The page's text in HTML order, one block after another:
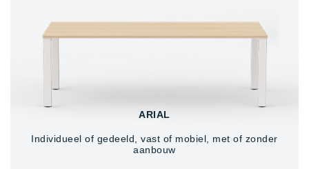
ARIAL
Individueel of gedeeld, vast of mobiel, met of zonder
aanbouw